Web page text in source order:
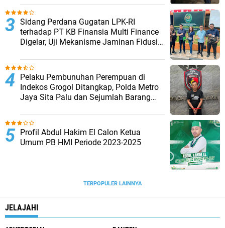
Sidang Perdana Gugatan LPK-RI
terhadap PT KB Finansia Multi Finance
Digelar, Uji Mekanisme Jaminan Fidusia
Pelaku Pembunuhan Perempuan di
Indekos Grogol Ditangkap, Polda Metro
Jaya Sita Palu dan Sejumlah Barang
Profil Abdul Hakim El Calon Ketua
Umum PB HMI Periode 2023-2025
TERPOPULER LAINNYA
JELAJAHI